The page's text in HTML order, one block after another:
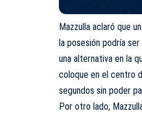
Mazzulla aclaró que
la posesión podría
una alternativa en la
coloque en el centro
segundos sin poder
Por otro lado,